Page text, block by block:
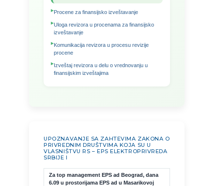
Procene za finansijsko izveštavanje
Uloga revizora u procenama za finansijsko
izveštavanje
Komunikacija revizora u procesu revizije
procene
Izveštaj revizora u delu o vrednovanju u
finansijskim izveštajima
UPOZNAVANJE SA ZAHTEVIMA ZAKONA O
PRIVREDNIM DRUŠTVIMA KOJA SU U
VLASNIŠTVU RS – EPS ELEKTROPRIVREDA
SRBIJE I
Za top management EPS ad Beograd, dana
6.09 u prostorijama EPS ad u Masarikovoj